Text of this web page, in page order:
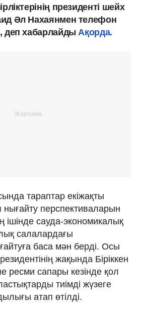
президенті шейх
Әл Нахаянмен телефон
деп хабарлайды Ақорда.
тараптар екіжақты
перспективаларын
сауда-экономикалық
салалардағы
баса мән берді. Осы
жақында Біріккен
ресми сапары кезінде қол
тиімді жүзеге
атап өтілді.